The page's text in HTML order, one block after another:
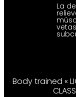
La
Body trained «